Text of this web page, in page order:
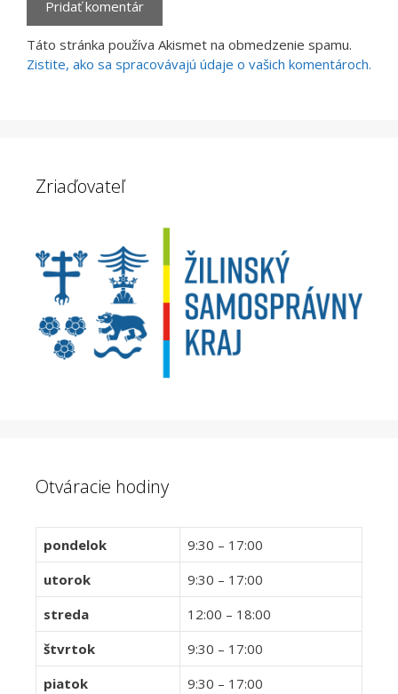
Táto stránka používa Akismet na obmedzenie spamu.
Zistite, ako sa spracovávajú údaje o vašich komentároch.
Zriaďovateľ
Otváracie hodiny
pondelok
9:30 – 17:00
utorok
9:30 – 17:00
streda
12:00 – 18:00
štvrtok
9:30 – 17:00
piatok
9:30 – 17:00